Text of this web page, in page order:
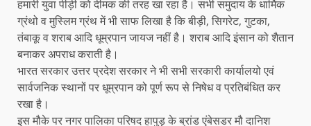
हमारी युवा पीड़ी को दीमक की तरह खा रहा है। सभी समुदाय के धार्मिक
ग्रंथो व मुस्लिम ग्रंथ में भी साफ लिखा है कि बीड़ी, सिगरेट, गुटका,
तंबाकू व शराब आदि धूम्रपान जायज नहीं है। शराब आदि इंसान को शैतान
बनाकर अपराध कराती है।
भारत सरकार उत्तर प्रदेश सरकार ने भी सभी सरकारी कार्यालयो एवं
सार्वजनिक स्थानों पर धूम्रपान को पूर्ण रूप से निषेध व प्रतिबंधित कर
रखा है।
इस मौके पर नगर पालिका परिषद हापुड़ के ब्रांड एंबेसडर मौ दानिश